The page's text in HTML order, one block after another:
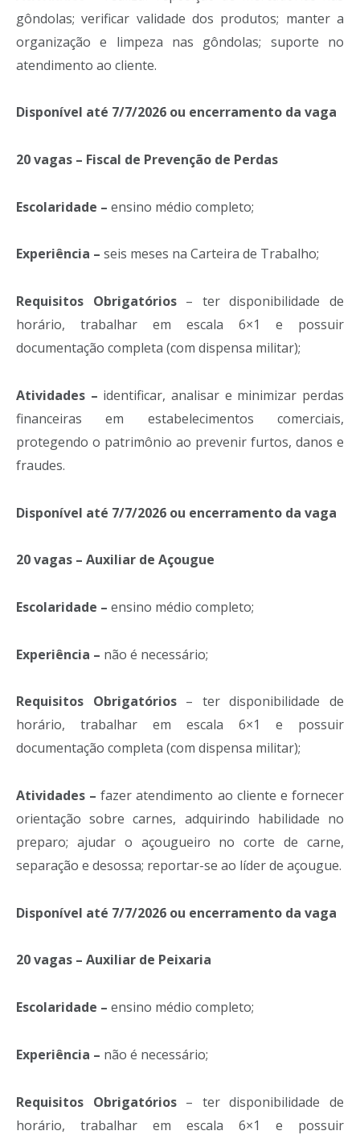
gôndolas; verificar validade dos produtos; manter a
organização e limpeza nas gôndolas; suporte no
atendimento ao cliente.
Disponível até 7/7/2026 ou encerramento da vaga
20 vagas – Fiscal de Prevenção de Perdas
Escolaridade – ensino médio completo;
Experiência – seis meses na Carteira de Trabalho;
Requisitos Obrigatórios – ter disponibilidade de
horário, trabalhar em escala 6×1 e possuir
documentação completa (com dispensa militar);
Atividades – identificar, analisar e minimizar perdas
financeiras em estabelecimentos comerciais,
protegendo o patrimônio ao prevenir furtos, danos e
fraudes.
Disponível até 7/7/2026 ou encerramento da vaga
20 vagas – Auxiliar de Açougue
Escolaridade – ensino médio completo;
Experiência – não é necessário;
Requisitos Obrigatórios – ter disponibilidade de
horário, trabalhar em escala 6×1 e possuir
documentação completa (com dispensa militar);
Atividades –fazer atendimento ao cliente e fornecer
orientação sobre carnes, adquirindo habilidade no
preparo; ajudar o açougueiro no corte de carne,
separação e desossa; reportar-se ao líder de açougue.
Disponível até 7/7/2026 ou encerramento da vaga
20 vagas – Auxiliar de Peixaria
Escolaridade – ensino médio completo;
Experiência – não é necessário;
Requisitos Obrigatórios – ter disponibilidade de
horário, trabalhar em escala 6×1 e possuir